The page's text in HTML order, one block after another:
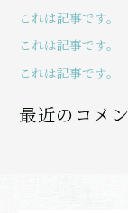
これは記事です。
これは記事です。
これは記事です。
最近のコメ